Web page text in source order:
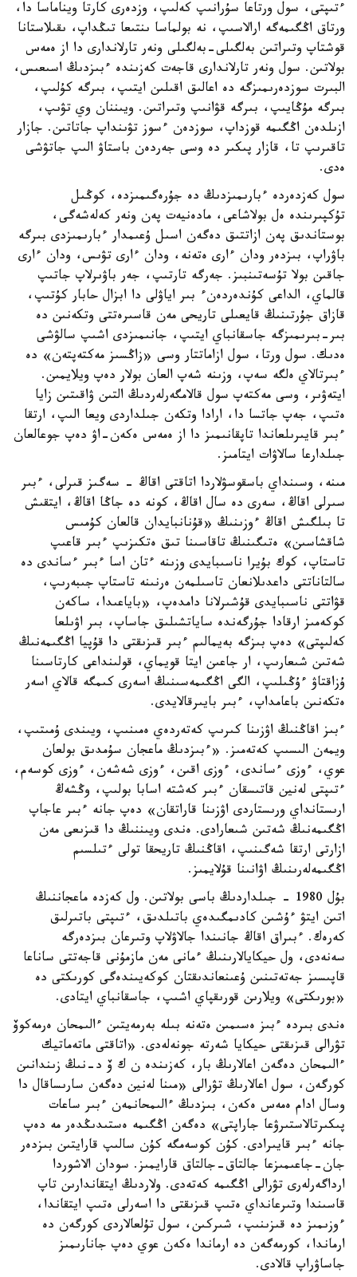
ءتىپتى، سول ورتاعا سۇرانىپ كەلىپ، وزدەرى كارتا ويناماسا دا،
ورتاق اڭگىمەگە ارالاسىپ، نە بولماسا ىنتىعا تىڭداپ، ىقىلاستانا
قوشتاپ وتىراتىن بەلگىلى-بەلگىلى ونەر تارلاندارى دا از ەمەس
بولاتىن. سول ونەر تارلاندارى قاجەت كەزىندە ءبىزدىڭ اسىعىس،
البىرت سوزدەرىمىزگە دە اعالىق اقىلىن ايتىپ، بىرگە كۇلىپ،
بىرگە مۇڭايىپ، بىرگە قۋانىپ وتىراتىن. ويىننان وي تۋىپ،
ازىلدەن اڭگىمە قوزداپ، سوزدەن ءسوز تۋىنداپ جاتاتىن. جازار
تاقىرىپ تا، قازار پىكىر دە وسى جەردەن باستاۋ الىپ جاتۋشى
ەدى.
سول كەزدەردە ءبارىمىزدىڭ دە جۇرەگىمىزدە، كوڭىل
تۇكپىرىندە ەل بولاشاعى، مادەنيەت پەن ونەر كەلەشەگى،
بوستاندىق پەن ازاتتىق دەگەن اسىل ۇعىمدار ءبارىمىزدى بىرگە
باۋراپ، بىزدەر ودان ءارى ەتەنە، ودان ءارى تۋىس، ودان ءارى
جاقىن بولا تۇسەتىنبىز. جەرگە تارتىپ، جەر باۋىرلاپ جاتىپ
قالماي، الداعى كۇندەردەنء بىر اياۋلى دا ابزال حابار كۇتىپ،
قازاق جۇرتىنىڭ قايعىلى تاريحى مەن قاسىرەتتى وتكەنىن دە
بىر-بىرىمىزگە جاسقانباي ايتىپ، جانىمىزدى اشىپ سالۋشى
ەدىك. سول ورتا، سول ازاماتتار وسى «زاڭسىز مەكتەپتەن» دە
ءبىرتالاي ەلگە سەپ، وزىنە شەپ العان بولار دەپ ويلايمىن.
ايتەۋىر، وسى مەكتەپ سول قالامگەرلەردىڭ التىن ۋاقىتىن زايا
ەتىپ، جەپ جاتسا دا، ارادا وتكەن جىلداردى ويعا الىپ، ارتقا
ءبىر قايىرىلعاندا تاپقانىمىز دا از ەمەس ەكەن-اۋ دەپ جوعالعان
جىلدارعا سالاۋات ايتامىز.
مىنە، وسىنداي باسقوسۋلاردا اتاقتى اقاڭ - سەگىز قىرلى، ءبىر
سىرلى اقاڭ، سەرى دە سال اقاڭ، كونە دە جاڭا اقاڭ، ايتقىش
تا بىلگىش اقاڭ ءوزىنىڭ «قۇنانبايدان قالعان كۇمىس
شاقشاسىن» ەتىگىنىڭ تاقاسىنا تىق ەتكىزىپ ءبىر قاعىپ
تاستاپ، كوك بۇيرا ناسىبايدى وزىنە ءتان اسا ءبىر ءساندى دە
سالتاناتتى داعدىلانعان تاسىلمەن ەرنىنە تاستاپ جىبەرىپ،
قۋاتتى ناسىبايدى قۇشىرلانا دامدەپ، «باياعىدا، ساكەن
كوكەمىز ارقادا جۇرگەندە ساياتشىلىق جاساپ، بىر اۋىلعا
كەلىپتى» دەپ بىزگە بەيمالىم ءبىر قىزىقتى دا قۇپيا اڭگىمەنىڭ
شەتىن شىعارىپ، ار جاعىن ايتا قويماي، قولىنداعى كارتاسىنا
ۇزاقتاۋ ءۇڭىلىپ، الگى اڭگىمەسىنىڭ اسەرى كىمگە قالاي اسەر
ەتكەنىن باعامداپ، ءبىر بايىرقالايدى.
ءبىز اقاڭنىڭ اۋزىنا كىرىپ كەتەردەي ەمىنىپ، ويىندى ۇمىتىپ،
ويمەن الىسىپ كەتەمىز. «ءبىزدىڭ ماعجان سۇمدىق بولعان
عوي، ءوزى ءساندى، ءوزى اقىن، ءوزى شەشەن، ءوزى كوسەم،
ءتىپتى لەنين قاتىسقان ءبىر كەشتە اسابا بولىپ، وڭشەڭ
ارىستانداي ورىستاردى اۋزىنا قاراتقان» دەپ جانە ءبىر عاجاپ
اڭگىمەنىڭ شەتىن شىعارادى. ەندى ويىننىڭ دا قىزىعى مەن
ازارتى ارتقا شەگىنىپ، اقاڭنىڭ تاريحقا تولى ءتىلسىم
اڭگىمەلەرىنىڭ اۋانىنا قۇلايمىز.
بۇل 1980 - جىلداردىڭ باسى بولاتىن. ول كەزدە ماعجاننىڭ
اتىن ايتۋ ءۇشىن كادىمگىدەي باتىلدىق، ءتىپتى باتىرلىق
كەرەك. ءبىراق اقاڭ جانىندا جالاۋلاپ وتىرعان بىزدەرگە
سەنەدى، ول حيكايالارىنىڭ ءمانى مەن مازمۇنى قاجەتتى ساناعا
قاپىسىز جەتەتىنىن ۇعىنعاندىقتان كوكەيىندەگى كورىكتى دە
«بورىكتى» ويلارىن قورىقپاي اشىپ، جاسقانباي ايتادى.
ەندى بىردە ءبىز ەسىمىن ەتەنە بىلە بەرمەيتىن ءالىمحان ەرمەكوۆ
تۋرالى قىزىقتى حيكايا شەرتە جونەلەدى. «اتاقتى ماتەماتيك
ءالىمحان دەگەن اعالارىڭ بار، كەزىندە ن ك ۆ د-نىڭ زىندانىن
كورگەن، سول اعالارىڭ تۋرالى «مىنا لەنين دەگەن سارىساقال دا
وسال ادام ەمەس ەكەن، بىزدىڭ ءالىمحانمەن ءبىر ساعات
پىكىرتالاستىرۋعا جاراپتى» دەگەن اڭگىمە ەستىدىڭدەر مە دەپ
جانە ءبىر قايىرادى. كۇن كوسەمگە كۇن سالىپ قارايتىن بىزدەر
جان-جاعىمىزعا جالتاق-جالتاق قارايمىز. سودان الاشوردا
ارداگەرلەرى تۋرالى اڭگىمە كەتەدى. ولاردىڭ ايتقاندارىن تاپ
قاسىندا وتىرعانداي ەتىپ قىزىقتى دا اسەرلى ەتىپ ايتقاندا،
ءوزىمىز دە قىزىنىپ، شىركىن، سول تۇلعالاردى كورگەن دە
ارماندا، كورمەگەن دە ارماندا ەكەن عوي دەپ جانارىمىز
جاساۋراپ قالادى.